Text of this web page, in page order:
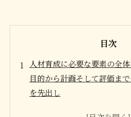
目次
人材育成に必要な要素の全
目的から計画そして評価ま
を先出し